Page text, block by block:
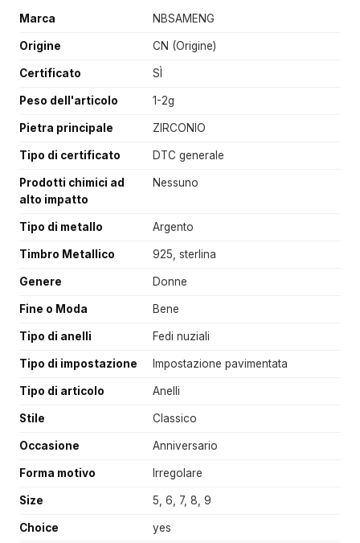
Marca NBSAMENG
Origine CN (Origine)
Certificato SÌ
Peso dell'articolo 1-2g
Pietra principale ZIRCONIO
Tipo di certificato DTC generale
Prodotti chimici ad
alto impatto
Nessuno
Tipo di metallo Argento
Timbro Metallico 925, sterlina
Genere Donne
Fine o Moda Bene
Tipo di anelli Fedi nuziali
Tipo di impostazione Impostazione pavimentata
Tipo di articolo Anelli
Stile Classico
Occasione Anniversario
Forma motivo Irregolare
Size 5, 6, 7, 8, 9
Choice yes